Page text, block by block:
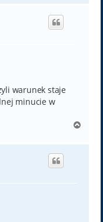
g
warunek staje
minucie w
g